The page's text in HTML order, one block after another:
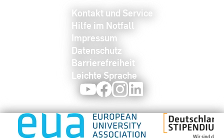
Vereinigung zur Mitwirkung an der Entwicklung
des Bilanzrechts für Familiengesellschaften
2011-2021: Mitglied im HGB-Fachausschuss des
Deutschen Rechnungslegungs Standards
Committee (DRSC) e.V., Berlin
2008-2014: Mitglied des IFRS Sounding Board
von Business Europe, Brüssel
2011-2014: Mitglied des Fachbeirats der
Zeitschrift "Bilanzen im Mittelstand"
2005-2007: Mitglied der Arbeitsgruppe „Segment
Kontakt und Service
Hilfe im Notfall
Impressum
Datenschutz
Barrierefreiheit
Leichte Sprache
YoutubeFacebookInstagram